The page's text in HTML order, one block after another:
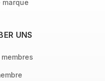
marque
UNS